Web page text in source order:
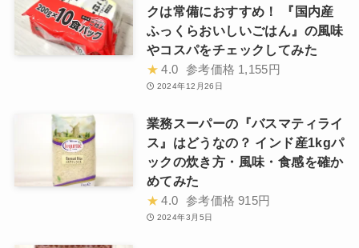
クは常備におすすめ！ 『国内産
ふっくらおいしいごはん』の風味
やコスパをチェックしてみた
★ 4.0 参考価格 1,155円
2024年12月26日
業務スーパーの『バスマティライ
ス』はどうなの？ インド産1kgパ
ックの炊き方・風味・食感を確か
めてみた
★ 4.0 参考価格 915円
2024年3月5日